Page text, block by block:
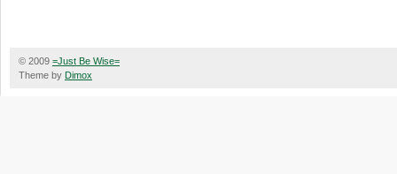
© 2009 =Just Be Wise=
Theme by Dimox